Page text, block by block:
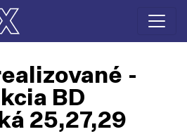
-
BD
25,27,29